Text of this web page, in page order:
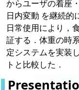
からユーザの着座
日内変動 を継続的
日常使用により，
証する．体重の時
定システムを実装
トと比較した．